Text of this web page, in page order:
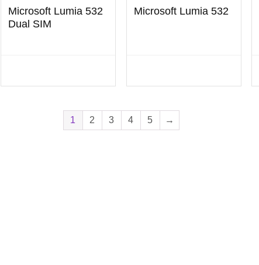
Microsoft Lumia 532
Dual SIM
Microsoft Lumia 532
1 2 3 4 5 →